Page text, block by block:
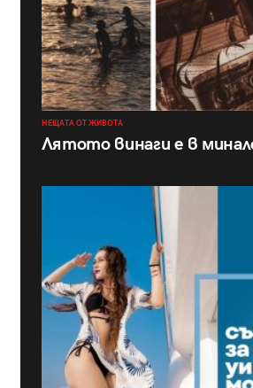
НЕЩАТА ОТ ЖИВОТА
Лятото винаги е в